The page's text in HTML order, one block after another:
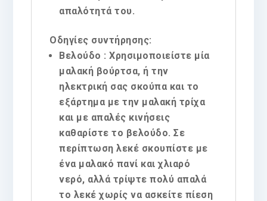
απαλότητά του.
Οδηγίες συντήρησης:
Βελούδο : Χρησιμοποιείστε μία
μαλακή βούρτσα, ή την
ηλεκτρική σας σκούπα και το
εξάρτημα με την μαλακή τρίχα
και με απαλές κινήσεις
καθαρίστε το βελούδο. Σε
περίπτωση λεκέ σκουπίστε με
ένα μαλακό πανί και χλιαρό
νερό, αλλά τρίψτε πολύ απαλά
το λεκέ χωρίς να ασκείτε πίεση